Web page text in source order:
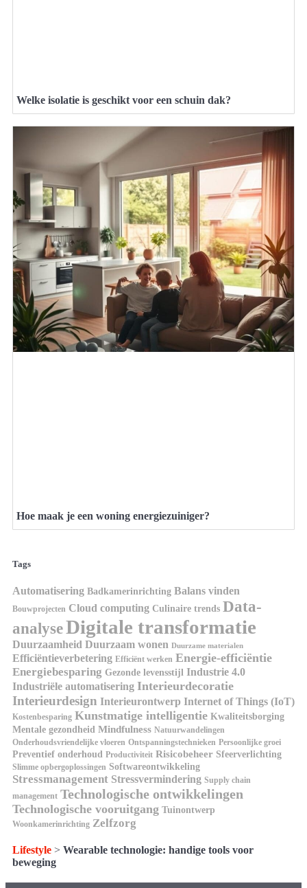
Welke isolatie is geschikt voor een schuin dak?
Hoe maak je een woning energiezuiniger?
Tags
Automatisering Badkamerinrichting Balans vinden
Bouwprojecten Cloud computing Culinaire trends Data-
analyseDigitale transformatie
Duurzaamheid Duurzaam wonen Duurzame materialen
Efficiëntieverbetering Efficiënt werken Energie-efficiëntie
Energiebesparing Gezonde levensstijl Industrie 4.0
Industriële automatisering Interieurdecoratie
Interieurdesign Interieurontwerp Internet of Things (IoT)
Kostenbesparing Kunstmatige intelligentie Kwaliteitsborging
Mentale gezondheid Mindfulness Natuurwandelingen
Onderhoudsvriendelijke vloeren Ontspanningstechnieken Persoonlijke groei
Preventief onderhoud Productiviteit Risicobeheer Sfeerverlichting
Slimme opbergoplossingen Softwareontwikkeling
Stressmanagement Stressvermindering Supply chain
management Technologische ontwikkelingen
Technologische vooruitgang Tuinontwerp
Woonkamerinrichting Zelfzorg
Lifestyle > Wearable technologie: handige tools voor
beweging